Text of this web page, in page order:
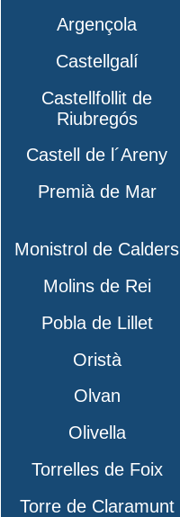
Argençola
Castellgalí
Castellfollit de
Riubregós
Castell de l´Areny
Premià de Mar
Monistrol de Calders
Molins de Rei
Pobla de Lillet
Oristà
Olvan
Olivella
Torrelles de Foix
Torre de Claramunt